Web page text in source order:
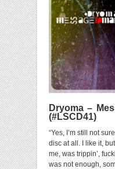
Dryoma –
(#LSCD41)
“Yes, I’m still not
disc at all. I like it,
me, was trippin’,
was not enough,